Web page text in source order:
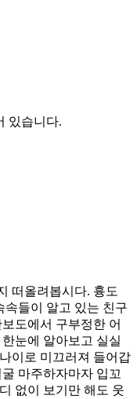
있습니다.
떠올려봅시다. 흉도
속들이 알고 있는 친구
도에서 구부정한 어
눈에 알아보고 실실
이로 미끄러져 들어갑
마주하자마자 입꼬
없이 보기만 해도 웃